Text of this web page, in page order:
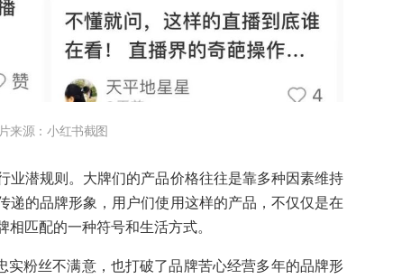
来源：小红书截图
业潜规则。大牌们的产品价格往往是靠多种因素维持
递的品牌形象，用户们使用这样的产品，不仅仅是在
匹配的一种符号和生活方式。
实粉丝不满意，也打破了品牌苦心经营多年的品牌形